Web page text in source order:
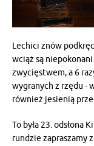
Lechici znów
wciąż są niepokonani
zwycięstwem, a 6
wygranych z rzędu -
również jesienią
To była 23. odsłona
rundzie zapraszamy